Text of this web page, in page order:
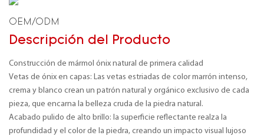
OEM/ODM
Descripción del Producto
Construcción de mármol ónix natural de primera calidad
Vetas de ónix en capas: Las vetas estriadas de color marrón intenso,
crema y blanco crean un patrón natural y orgánico exclusivo de cada
pieza, que encarna la belleza cruda de la piedra natural.
Acabado pulido de alto brillo: la superficie reflectante realza la
profundidad y el color de la piedra, creando un impacto visual lujoso